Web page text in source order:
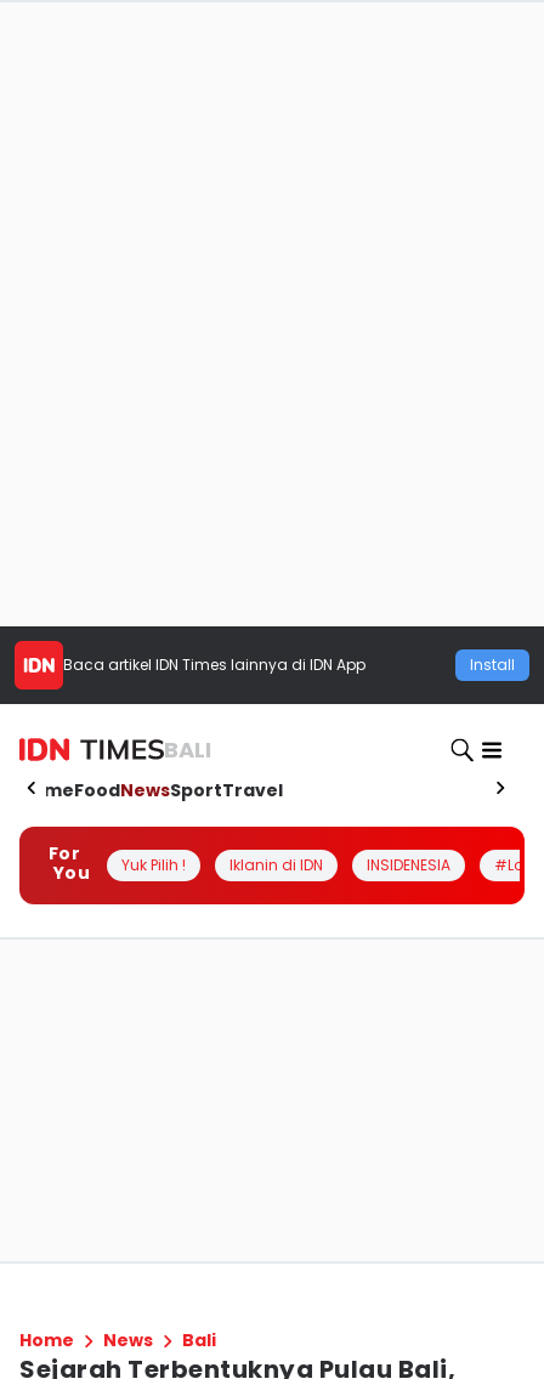
Baca artikel IDN Times lainnya di IDN App Install
BALI
HomeFoodNewsSportTravel
For
You
Yuk Pilih ! Iklanin di IDN INSIDENESIA
Home News Bali
Sejarah Terbentuknya Pulau Bali,